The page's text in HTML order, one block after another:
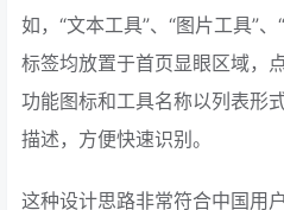
如，“文本工具”、“图片工具”
标签均放置于首页显眼区域，
功能图标和工具名称以列表形
描述，方便快速识别。
这种设计思路非常符合中国用